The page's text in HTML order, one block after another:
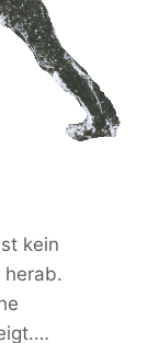
kein
herab.